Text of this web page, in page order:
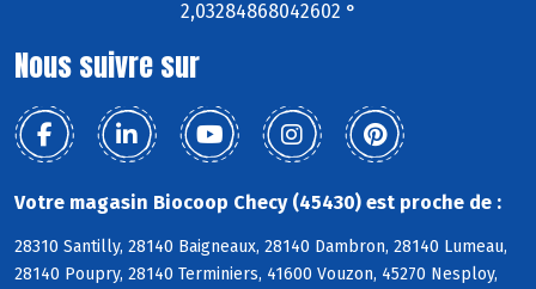
2,03284868042602 °
Nous suivre sur
Votre magasin Biocoop Checy (45430) est proche de :
28310 Santilly, 28140 Baigneaux, 28140 Dambron, 28140 Lumeau,
28140 Poupry, 28140 Terminiers, 41600 Vouzon, 45270 Nesploy,